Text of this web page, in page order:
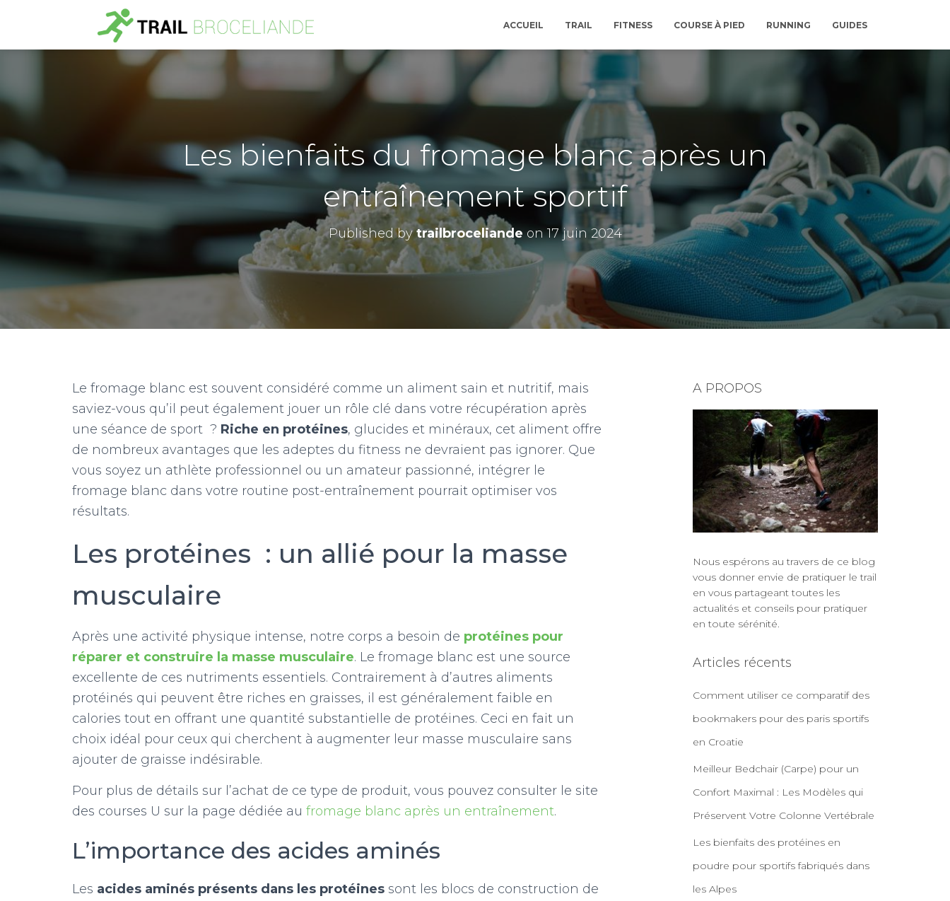
ACCUEIL TRAIL FITNESS COURSE À PIED RUNNING GUIDES
Les bienfaits du fromage blanc après un
entraînement sportif
Published bytrailbroceliandeon17 juin 2024
Le fromage blanc est souvent considéré comme un aliment sain et nutritif, mais
saviez-vous qu’il peut également jouer un rôle clé dans votre récupération après
une séance de sport ? Riche en protéines, glucides et minéraux, cet aliment offre
de nombreux avantages que les adeptes du fitness ne devraient pas ignorer. Que
vous soyez un athlète professionnel ou un amateur passionné, intégrer le
fromage blanc dans votre routine post-entraînement pourrait optimiser vos
résultats.
Les protéines : un allié pour la masse
musculaire
Après une activité physique intense, notre corps a besoin de protéines pour
réparer et construire la masse musculaire. Le fromage blanc est une source
excellente de ces nutriments essentiels. Contrairement à d’autres aliments
protéinés qui peuvent être riches en graisses, il est généralement faible en
calories tout en offrant une quantité substantielle de protéines. Ceci en fait un
choix idéal pour ceux qui cherchent à augmenter leur masse musculaire sans
ajouter de graisse indésirable.
Pour plus de détails sur l’achat de ce type de produit, vous pouvez consulter le site
des courses U sur la page dédiée au fromage blanc après un entraînement.
L’importance des acides aminés
Les acides aminés présents dans les protéines sont les blocs de construction de
A PROPOS
Nous espérons au travers de ce blog
vous donner envie de pratiquer le trail
en vous partageanttoutes les
actualitéset conseils pour pratiquer
en toute sérénité.
Articles récents
Comment utiliser ce comparatif des
bookmakers pour des paris sportifs
en Croatie
Meilleur Bedchair (Carpe) pour un
Confort Maximal : Les Modèles qui
Préservent Votre Colonne Vertébrale
Les bienfaits des protéines en
poudre pour sportifs fabriqués dans
les Alpes